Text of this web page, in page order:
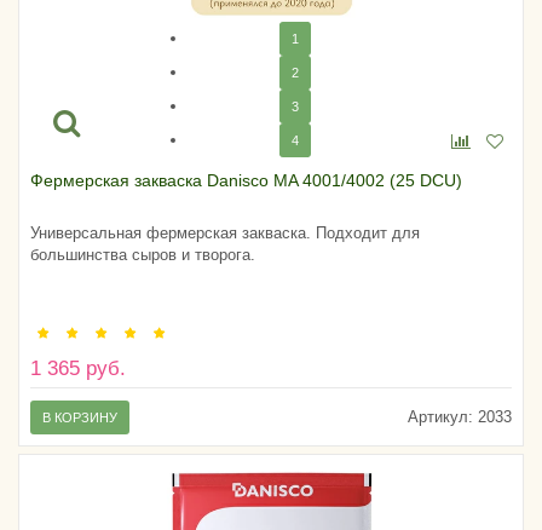
1
2
3
4
Фермерская закваска Danisco MA 4001/4002 (25 DCU)
Универсальная фермерская закваска. Подходит для
большинства сыров и творога.
1 365 руб.
Артикул: 2033
В КОРЗИНУ